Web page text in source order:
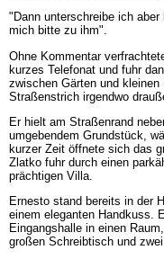
"Dann unterschreibe ich
mich bitte zu ihm".
Ohne Kommentar
kurzes Telefonat und fuhr
zwischen Gärten und
Straßenstrich irgendwo
Er hielt am Straßenrand
umgebendem Grundstück,
kurzer Zeit öffnete sich das
Zlatko fuhr durch einen
prächtigen Villa.
Ernesto stand bereits in der
einem eleganten Handkuss.
Eingangshalle in einen
großen Schreibtisch und